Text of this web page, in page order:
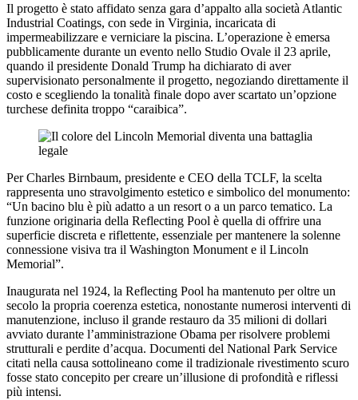
Il progetto è stato affidato senza gara d’appalto alla società Atlantic
Industrial Coatings, con sede in Virginia, incaricata di
impermeabilizzare e verniciare la piscina. L’operazione è emersa
pubblicamente durante un evento nello Studio Ovale il 23 aprile,
quando il presidente Donald Trump ha dichiarato di aver
supervisionato personalmente il progetto, negoziando direttamente il
costo e scegliendo la tonalità finale dopo aver scartato un’opzione
turchese definita troppo “caraibica”.
Per Charles Birnbaum, presidente e CEO della TCLF, la scelta
rappresenta uno stravolgimento estetico e simbolico del monumento:
“Un bacino blu è più adatto a un resort o a un parco tematico. La
funzione originaria della Reflecting Pool è quella di offrire una
superficie discreta e riflettente, essenziale per mantenere la solenne
connessione visiva tra il Washington Monument e il Lincoln
Memorial”.
Inaugurata nel 1924, la Reflecting Pool ha mantenuto per oltre un
secolo la propria coerenza estetica, nonostante numerosi interventi di
manutenzione, incluso il grande restauro da 35 milioni di dollari
avviato durante l’amministrazione Obama per risolvere problemi
strutturali e perdite d’acqua. Documenti del National Park Service
citati nella causa sottolineano come il tradizionale rivestimento scuro
fosse stato concepito per creare un’illusione di profondità e riflessi
più intensi.